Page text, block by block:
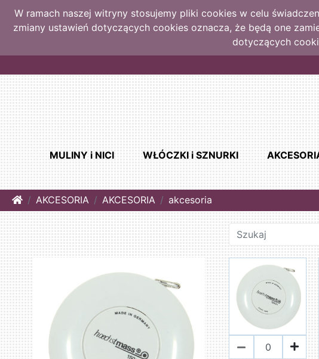
W ramach naszej witryny stosujemy pliki cookies w celu
zmiany ustawień dotyczących cookies oznacza, że będą one
dotyczących
MULINY i NICI WŁÓCZKI i SZNURKI
HomeAKCESORIA AKCESORIA akcesoria